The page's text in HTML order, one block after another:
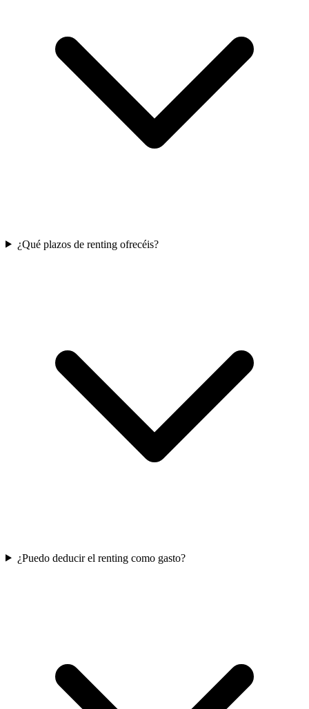
¿Qué plazos de renting ofrecéis?
¿Puedo deducir el renting como gasto?